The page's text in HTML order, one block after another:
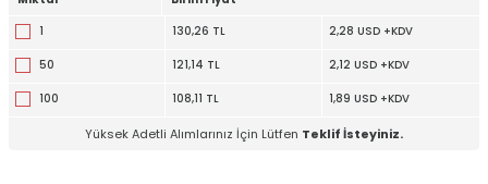
1
130,26 TL 2,28 USD +KDV
50 121,14 TL 2,12 USD +KDV
100 108,11 TL 1,89 USD +KDV
Yüksek Adetli Alımlarınız İçin Lütfen Teklif İsteyiniz.